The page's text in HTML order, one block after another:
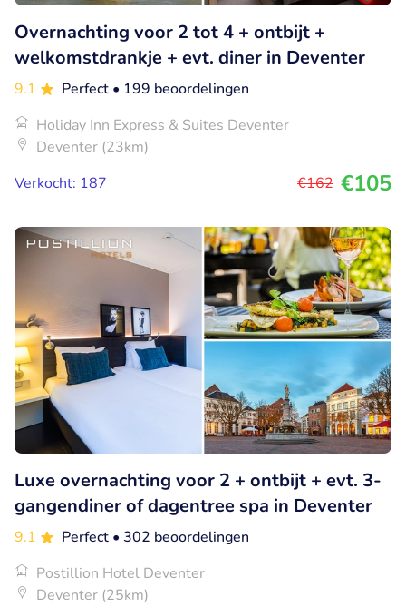
Overnachting voor 2 tot 4 + ontbijt +
welkomstdrankje + evt. diner in Deventer
9.1 Perfect • 199 beoordelingen
Holiday Inn Express & Suites Deventer
Deventer (23km)
Verkocht: 187
€162 €105
Luxe overnachting voor 2 + ontbijt + evt. 3-
gangendiner of dagentree spa in Deventer
9.1 Perfect • 302 beoordelingen
Postillion Hotel Deventer
Deventer (25km)